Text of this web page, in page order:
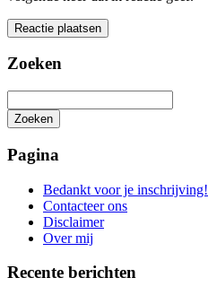
Zoeken
Zoeken
zoeken
Pagina
Bedankt voor je inschrijving!
Contacteer ons
Disclaimer
Over mij
Recente berichten